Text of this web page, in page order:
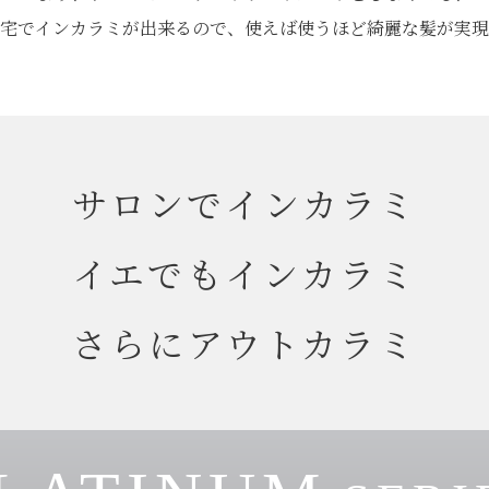
でインカラミが出来るので、使えば使うほど綺麗な髪が実
サロンでインカラミ
イエでもインカラミ
さらにアウトカラミ